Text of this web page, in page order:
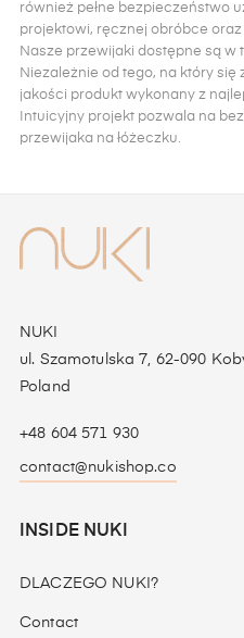
również pełne bezpieczeństwo
projektowi, ręcznej obróbce
Nasze przewijaki dostępne są
Niezależnie od tego, na który
jakości produkt wykonany z
Intuicyjny projekt pozwala na
przewijaka na łóżeczku.
NUKI
ul. Szamotulska 7, 62-090
Poland
+48 604 571 930
contact@nukishop.co
INSIDE NUKI
DLACZEGO NUKI?
Contact